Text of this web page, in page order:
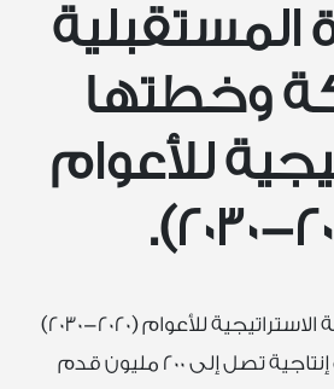
المستقبلية
وخطتها
للأعوام
تهدف خطة الشركة الاستراتيجية للأعوام (2020-2030)
للوصول إلى قدرة إنتاجية تصل إلى 200 مليون قدم